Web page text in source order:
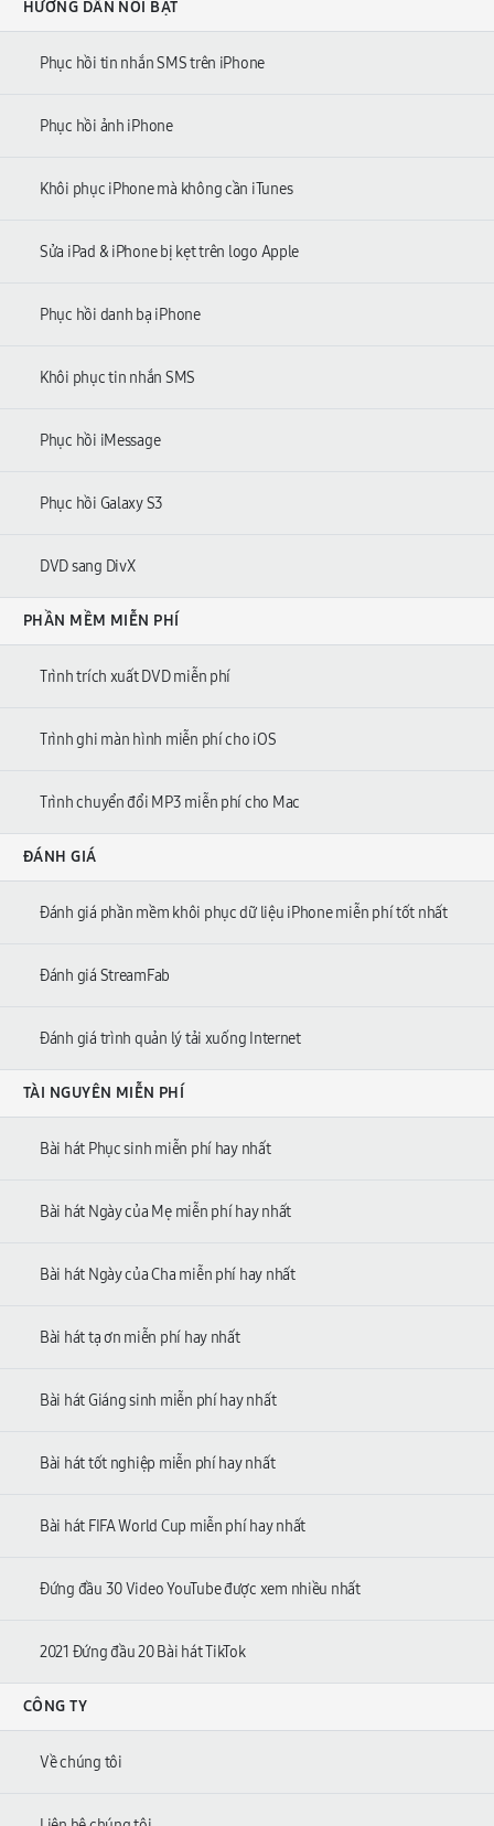
HƯỚNG DẪN NỔI BẬT
Phục hồi tin nhắn SMS trên iPhone
Phục hồi ảnh iPhone
Khôi phục iPhone mà không cần iTunes
Sửa iPad & iPhone bị kẹt trên logo Apple
Phục hồi danh bạ iPhone
Khôi phục tin nhắn SMS
Phục hồi iMessage
Phục hồi Galaxy S3
DVD sang DivX
PHẦN MỀM MIỄN PHÍ
Trình trích xuất DVD miễn phí
Trình ghi màn hình miễn phí cho iOS
Trình chuyển đổi MP3 miễn phí cho Mac
ĐÁNH GIÁ
Đánh giá phần mềm khôi phục dữ liệu iPhone miễn phí tốt nhất
Đánh giá StreamFab
Đánh giá trình quản lý tải xuống Internet
TÀI NGUYÊN MIỄN PHÍ
Bài hát Phục sinh miễn phí hay nhất
Bài hát Ngày của Mẹ miễn phí hay nhất
Bài hát Ngày của Cha miễn phí hay nhất
Bài hát tạ ơn miễn phí hay nhất
Bài hát Giáng sinh miễn phí hay nhất
Bài hát tốt nghiệp miễn phí hay nhất
Bài hát FIFA World Cup miễn phí hay nhất
Đứng đầu 30 Video YouTube được xem nhiều nhất
2021 Đứng đầu 20 Bài hát TikTok
CÔNG TY
Về chúng tôi